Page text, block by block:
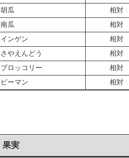
胡瓜
相対
南瓜
相対
インゲン
相対
さやえんどう
相対
ブロッコリー
相対
ピーマン
相対
果実